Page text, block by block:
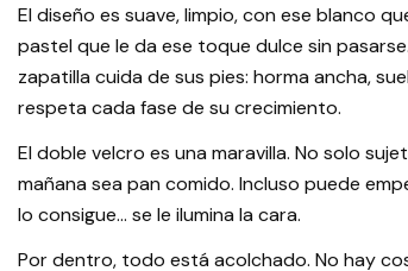
El diseño es suave, limpio, con ese blanco
pastel que le da ese toque dulce sin
zapatilla cuida de sus pies: horma ancha,
respeta cada fase de su crecimiento.
El doble velcro es una maravilla. No solo
mañana sea pan comido. Incluso puede
lo consigue… se le ilumina la cara.
Por dentro, todo está acolchado. No hay